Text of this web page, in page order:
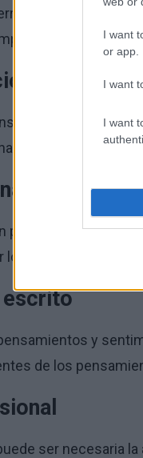
I want
or app.
I want
I want
como la
el ciclo del
positiva
negativos
y
plena y la
pensamientos
y
de los
ser necesaria